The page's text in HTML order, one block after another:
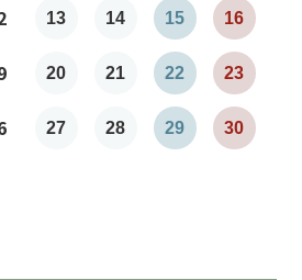
13 14 15 16
20 21 22 23
27 28 29 30